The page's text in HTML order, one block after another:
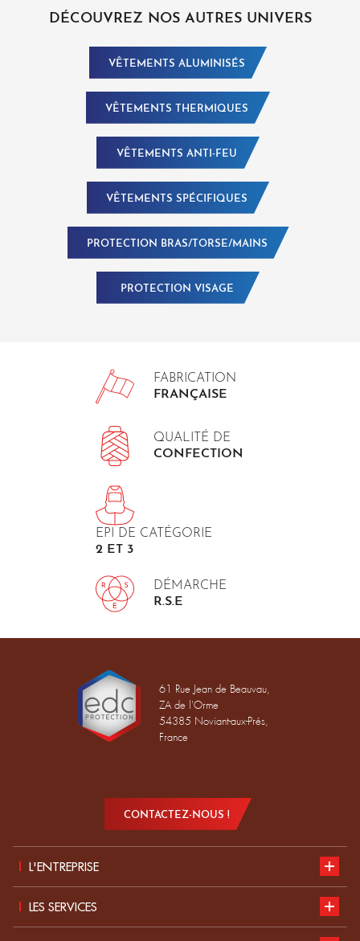
DÉCOUVREZ NOS AUTRES UNIVERS
VÊTEMENTS ALUMINISÉS
VÊTEMENTS THERMIQUES
VÊTEMENTS ANTI-FEU
VÊTEMENTS SPÉCIFIQUES
PROTECTION BRAS/TORSE/MAINS
PROTECTION VISAGE
FABRICATION
FRANÇAISE
QUALITÉ DE
CONFECTION
EPI DE CATÉGORIE
2 ET 3
DÉMARCHE
R.S.E
61 Rue Jean de Beauvau,
ZA de l'Orme
54385 Noviant-aux-Prés,
France
CONTACTEZ-NOUS !
L'ENTREPRISE
Développement durable
LES SERVICES